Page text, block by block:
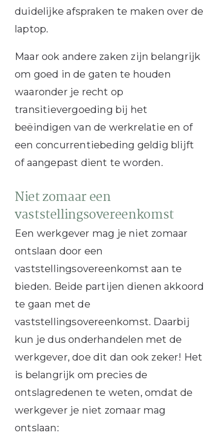
duidelijke afspraken te maken over de
laptop.
Maar ook andere zaken zijn belangrijk
om goed in de gaten te houden
waaronder je recht op
transitievergoeding bij het
beëindigen van de werkrelatie en of
een concurrentiebeding geldig blijft
of aangepast dient te worden.
Niet zomaar een
vaststellingsovereenkomst
Een werkgever mag je niet zomaar
ontslaan door een
vaststellingsovereenkomst aan te
bieden. Beide partijen dienen akkoord
te gaan met de
vaststellingsovereenkomst. Daarbij
kun je dus onderhandelen met de
werkgever, doe dit dan ook zeker! Het
is belangrijk om precies de
ontslagredenen te weten, omdat de
werkgever je niet zomaar mag
ontslaan: